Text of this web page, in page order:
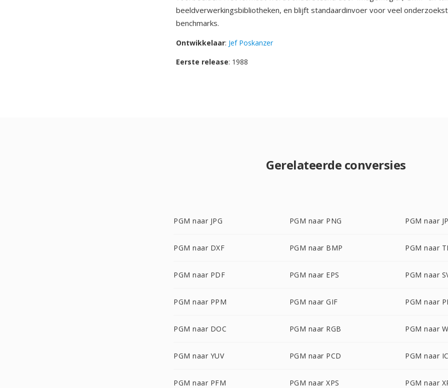
beeldverwerkingsbibliotheken, en blijft standaardinvoer voor veel
benchmarks.
Ontwikkelaar: Jef Poskanzer
Eerste release: 1988
Gerelateerde conversies
PGM naar JPG PGM naar PNG PGM naar
PGM naar DXF PGM naar BMP PGM naar
PGM naar PDF PGM naar EPS PGM naar
PGM naar PPM PGM naar GIF PGM naar
PGM naar DOC PGM naar RGB PGM naar
PGM naar YUV PGM naar PCD PGM naar
PGM naar PFM PGM naar XPS PGM naar